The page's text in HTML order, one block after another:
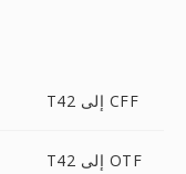
T42 إلى CFF
T42 إلى OTF